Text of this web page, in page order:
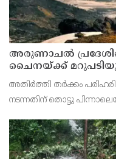
അരുണാചല്‍
ചൈനയ്ക്ക്
അതിര്‍ത്തി തര്‍ക്കം
നടന്നതിന് തൊട്ടു